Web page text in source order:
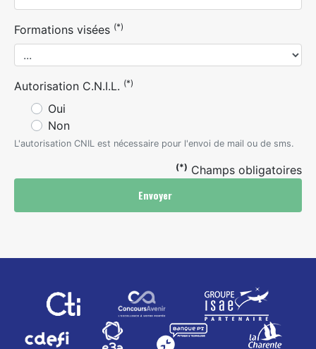
Formations visées (*)
Autorisation C.N.I.L. (*)
Oui
Non
L'autorisation CNIL est nécessaire pour l'envoi de mail ou de sms.
(*) Champs obligatoires
Envoyer